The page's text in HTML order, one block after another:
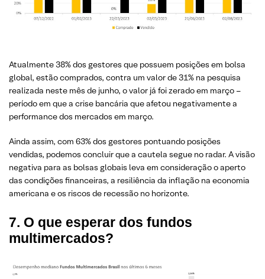
Atualmente 38% dos gestores que possuem posições em bolsa
global, estão comprados, contra um valor de 31% na pesquisa
realizada neste mês de junho, o valor já foi zerado em março –
período em que a crise bancária que afetou negativamente a
performance dos mercados em março.
Ainda assim, com 63% dos gestores pontuando posições
vendidas, podemos concluir que a cautela segue no radar. A visão
negativa para as bolsas globais leva em consideração o aperto
das condições financeiras, a resiliência da inflação na economia
americana e os riscos de recessão no horizonte.
7. O que esperar dos fundos
multimercados?